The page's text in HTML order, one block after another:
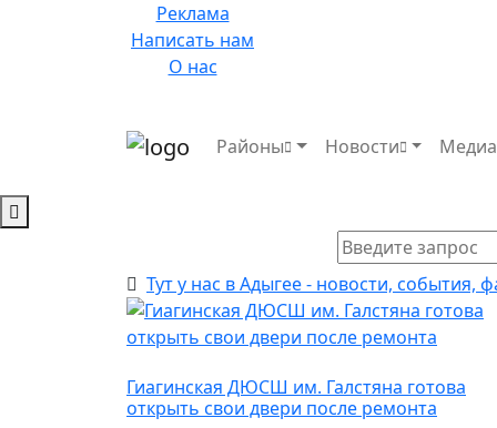
Реклама
Написать нам
О нас
Районы Новости Медиа
Тут у нас в Адыгее - новости, события,
Гиагинская ДЮСШ им. Галстяна готова
открыть свои двери после ремонта